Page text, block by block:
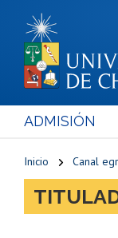
ADMISIÓN
Inicio Canal